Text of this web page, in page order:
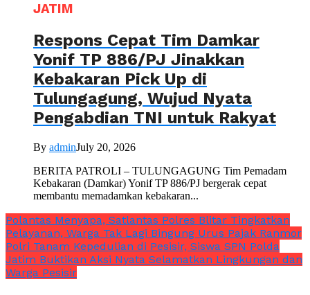
JATIM
Respons Cepat Tim Damkar
Yonif TP 886/PJ Jinakkan
Kebakaran Pick Up di
Tulungagung, Wujud Nyata
Pengabdian TNI untuk Rakyat
By adminJuly 20, 2026
BERITA PATROLI – TULUNGAGUNG Tim Pemadam
Kebakaran (Damkar) Yonif TP 886/PJ bergerak cepat
membantu memadamkan kebakaran...
Polantas Menyapa, Satlantas Polres Blitar Tingkatkan
Pelayanan, Warga Tak Lagi Bingung Urus Pajak Ranmor
Polri Tanam Kepedulian di Pesisir, Siswa SPN Polda
Jatim Buktikan Aksi Nyata Selamatkan Lingkungan dan
Warga Pesisir